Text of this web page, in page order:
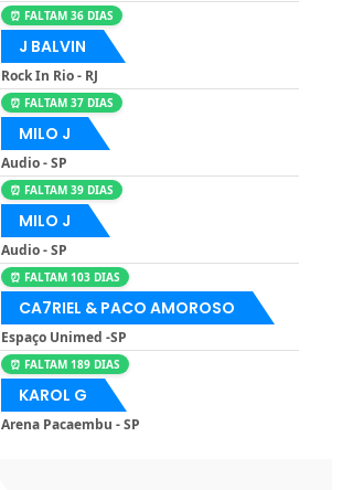
⏰ FALTAM 36 DIAS
J BALVIN
Rock In Rio - RJ
⏰ FALTAM 37 DIAS
MILO J
Audio - SP
⏰ FALTAM 39 DIAS
MILO J
Audio - SP
⏰ FALTAM 103 DIAS
CA7RIEL & PACO AMOROSO
Espaço Unimed -SP
⏰ FALTAM 189 DIAS
KAROL G
Arena Pacaembu - SP